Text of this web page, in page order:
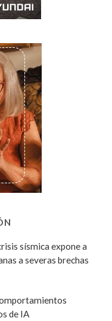
sísmica expone a
a severas brechas
de IA